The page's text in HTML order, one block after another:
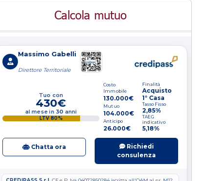
Calcola mutuo